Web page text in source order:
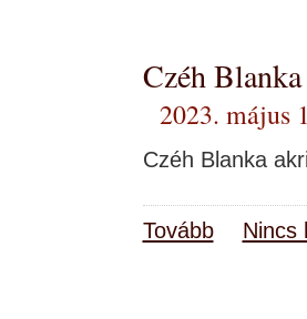
Czéh Blanka
2023. május
Czéh Blanka
Tovább Nincs